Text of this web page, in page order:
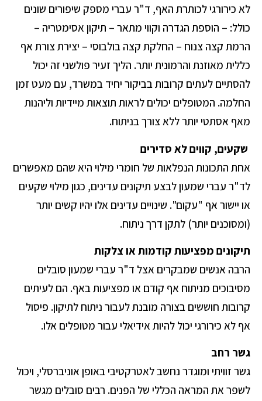
לא כירורגי לכותרת האף, ד"ר עברי מספק שיפורים שונים
כולל: – הוספת הגדרה וקווי מתאר – תיקון אסימטריה –
הרמת קצה צנוח – החלקת קצה בולבוסי – יצירת צורת אף
כללית מאוזנת והרמונית יותר. הליך זעיר פולשני זה יכול
להסתיים לעתים קרובות בביקור יחיד במשרד, עם מעט זמן
החלמה. המטופלים יכולים לראות תוצאות מיידיות וליהנות
מאף אסתטי יותר ללא צורך בניתוח.
שקעים, קווים לא סדירים
אחת התכונות הנפלאות של חומרי מילוי היא שהם מאפשרים
לד"ר עברי שמעון לבצע תיקונים עדינים, כגון מילוי שקעים
או יישור אף "עקום". שינויים עדינים אלו יהיו קשים יותר
(ומסוכנים יותר) לתקן דרך ניתוח.
תיקונים מפציעות קודמות או צלקות
הרבה אנשים שמבקרים אצל ד"ר עברי שמעון סובלים
מסיבוכים מניתוח אף קודם או מפציעות באף. הם לעיתים
קרובות חוששים בצורה מובנת לעבור ניתוח לתיקון. פיסול
אף לא כירורגי יכול להיות אידיאלי עבור מטופלים אלו.
גשר רחב
גשר זוויתי ומוגדר נחשב לאטרקטיבי באופן אוניברסלי, ויכול
לשפר את המראה הכללי של הפנים. רבים סובלים מגשר